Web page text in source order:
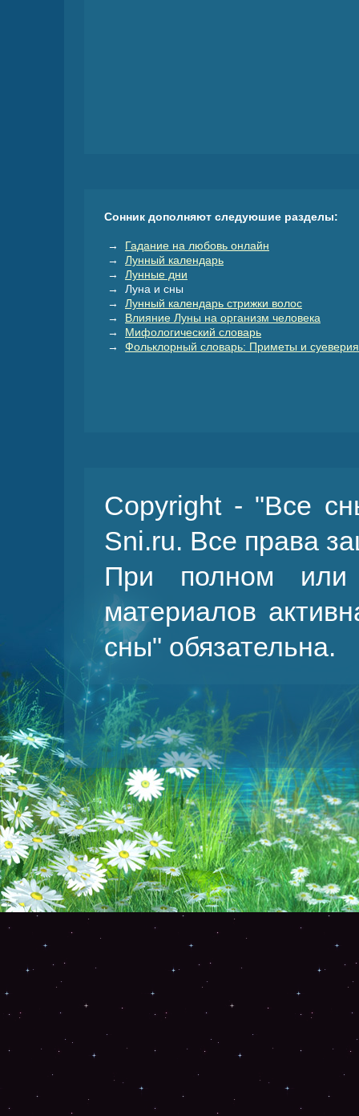
Сонник дополняют следуюшие разделы:
→ Гадание на любовь онлайн
→ Лунный календарь
→ Лунные дни
→ Луна и сны
→ Лунный календарь стрижки волос
→ Влияние Луны на организм человека
→ Мифологический словарь
→ Фольклорный словарь: Приметы и суеверия
Copyright - "Все
Sni.ru. Все права
При полном или
материалов
сны" обязательна.